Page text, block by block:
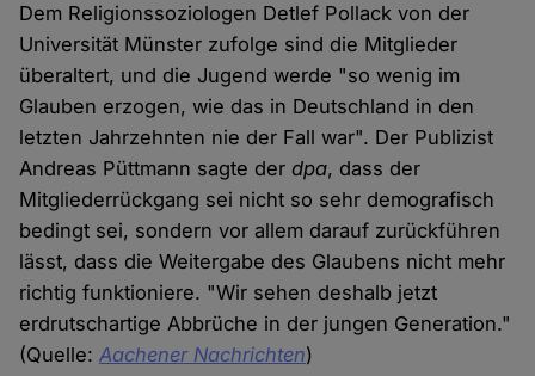
Dem Religionssoziologen Detlef Pollack von der
Universität Münster zufolge sind die Mitglieder
überaltert, und die Jugend werde "so wenig im
Glauben erzogen, wie das in Deutschland in den
letzten Jahrzehnten nie der Fall war". Der Publizist
Andreas Püttmann sagte derdpa, dass der
Mitgliederrückgang sei nicht so sehr demografisch
bedingt sei, sondern vor allem darauf zurückführen
lässt, dass die Weitergabe des Glaubens nicht mehr
richtig funktioniere. "Wir sehen deshalb jetzt
erdrutschartige Abbrüche in der jungen Generation."
(Quelle:Aachener Nachrichten)